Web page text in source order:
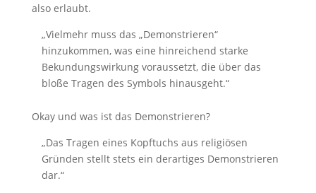
also erlaubt.
„Vielmehr muss das „Demonstrieren“
hinzukommen, was eine hinreichend starke
Bekundungswirkung voraussetzt, die über das
bloße Tragen des Symbols hinausgeht.“
Okay und was ist das Demonstrieren?
„Das Tragen eines Kopftuchs aus religiösen
Gründen stellt stets ein derartiges Demonstrieren
dar.“